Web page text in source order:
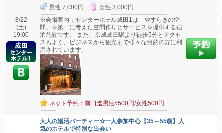
8/22
(土)
19:00
男性 7,000円
女性 3,000円
※会場案内：センターホテル成田1は「やすらぎの空
間」を第一に考えた空間作りとサービスを提供する宿
泊施設です。 また、京成成田駅より徒歩5分とアクセ
スもよく、ビジネスから観光まで様々な目的の方に利
用されています。
ネット予約：前日迄男性5500円/女性500円
大人の婚活パーティー☆一人参加中心【35～55歳】人
気のホテルで特別な出会い